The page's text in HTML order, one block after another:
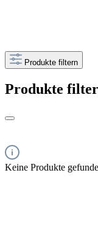
Produkte filtern
Produkte
Keine Produkte